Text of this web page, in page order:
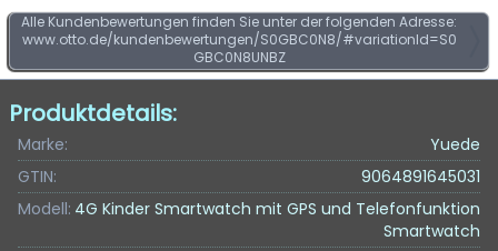
Alle Kundenbewertungen finden Sie unter der folgenden Adresse:
www.otto.de/kundenbewertungen/S0GBC0N8/#variationId=S0
GBC0N8UNBZ
Produktdetails:
Marke:
Yuede
GTIN:
9064891645031
Modell: 4G Kinder Smartwatch mit GPS und Telefonfunktion
Smartwatch